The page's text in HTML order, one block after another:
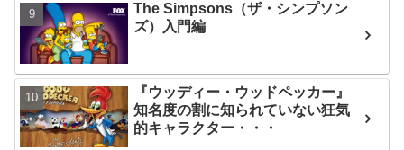
The Simpsons（ザ・シンプソン
ズ）入門編
『ウッディー・ウッドペッカー』
知名度の割に知られていない狂気
的キャラクター・・・